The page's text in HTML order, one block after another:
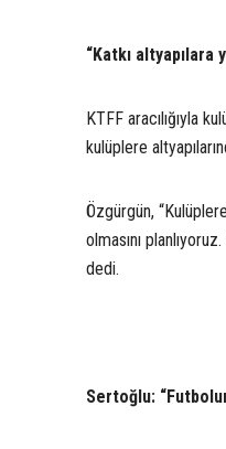
“Katkı
KTFF aracılığıyla
kulüplere
Özgürgün,
olmasını
dedi.
Sertoğlu: